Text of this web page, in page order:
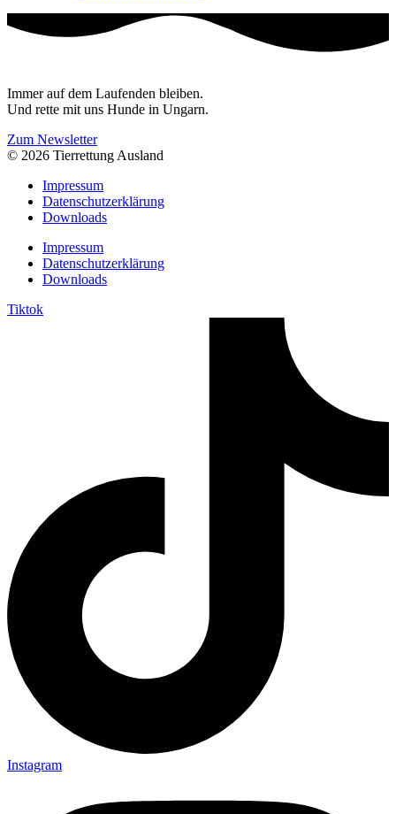
Immer auf dem Laufenden bleiben.
Und rette mit uns Hunde in Ungarn.
Zum Newsletter
© 2026 Tierrettung Ausland
Impressum
Datenschutzerklärung
Downloads
Impressum
Datenschutzerklärung
Downloads
Tiktok
Instagram